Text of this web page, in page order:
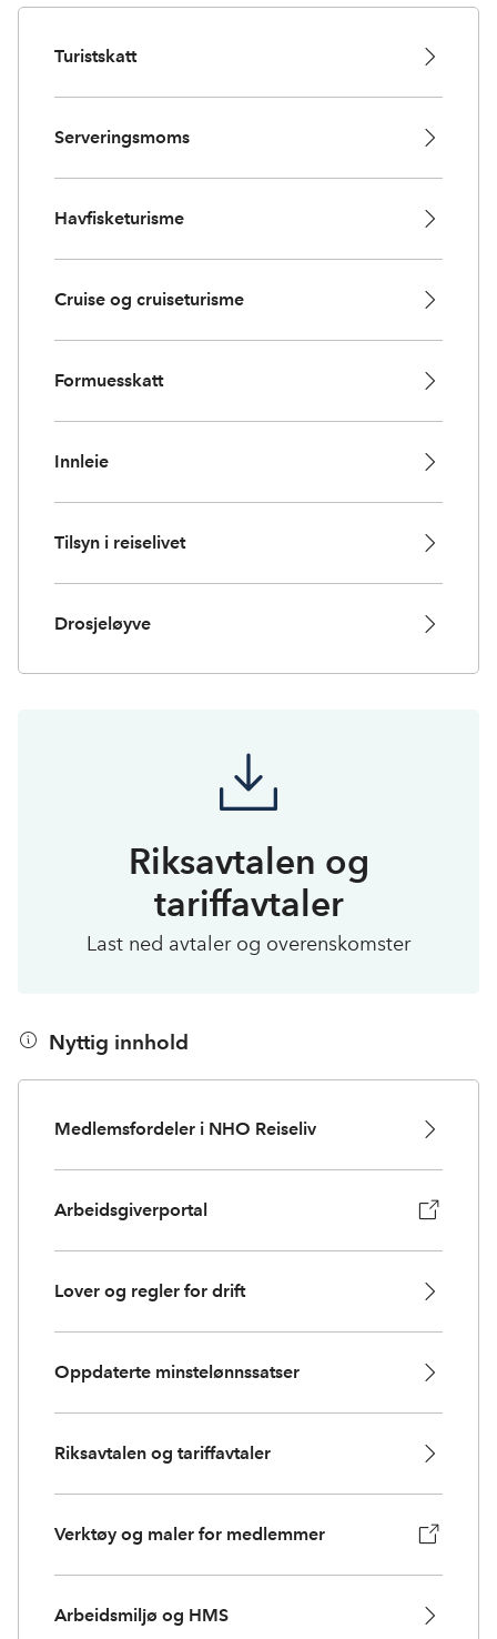
Turistskatt
Serveringsmoms
Havfisketurisme
Cruise og cruiseturisme
Formuesskatt
Innleie
Tilsyn i reiselivet
Drosjeløyve
Riksavtalen og
tariffavtaler
Last ned avtaler og overenskomster
Nyttig innhold
Medlemsfordeler i NHO Reiseliv
Arbeidsgiverportal
Lover og regler for drift
Oppdaterte minstelønnssatser
Riksavtalen og tariffavtaler
Verktøy og maler for medlemmer
Arbeidsmiljø og HMS